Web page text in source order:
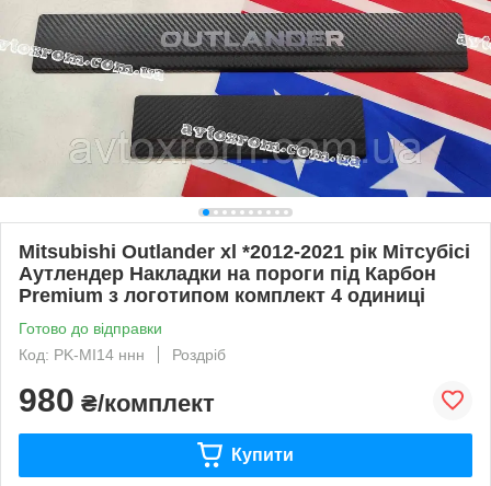
Mitsubishi Outlander xl *2012-2021 рік Мітсубісі
Аутлендер Накладки на пороги під Карбон
Premium з логотипом комплект 4 одиниці
Готово до відправки
Код: PK-MI14 ннн
Роздріб
980 ₴/комплект
Купити